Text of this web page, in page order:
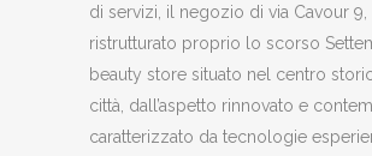
di servizi, il negozio di via Cavour 9,
ristrutturato proprio lo scorso
beauty store situato nel centro
città, dall’aspetto rinnovato e
caratterizzato da tecnologie